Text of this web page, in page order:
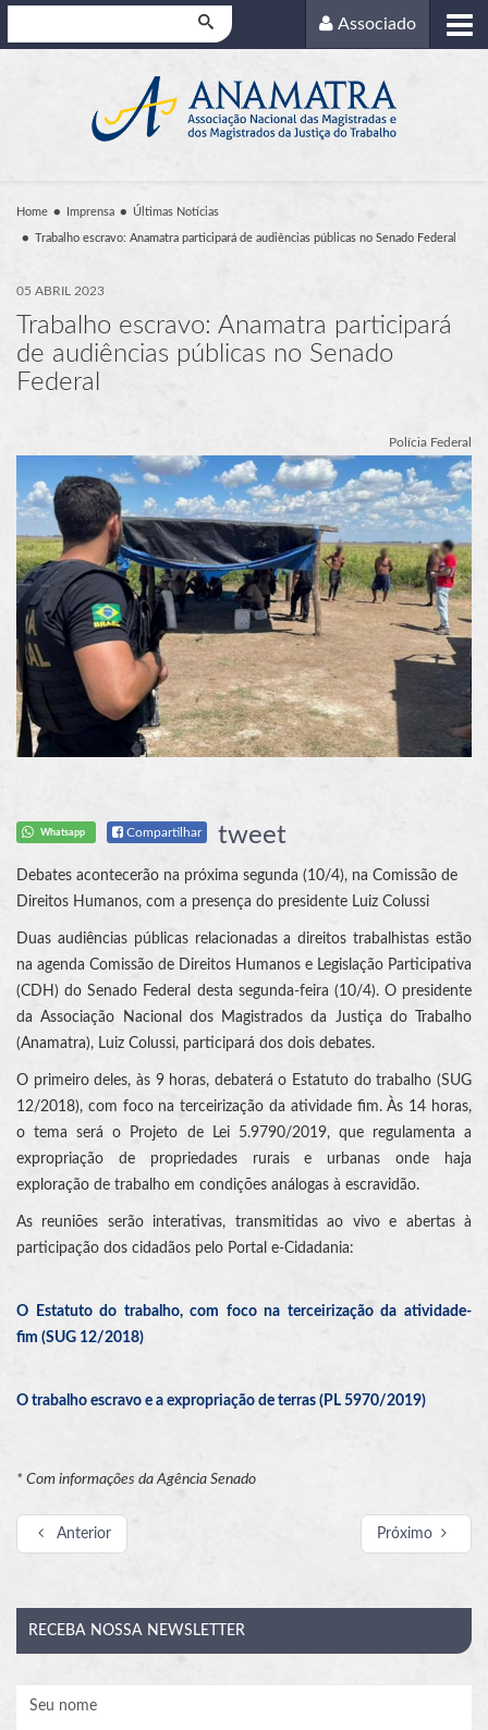
Associado
Home Imprensa Últimas Notícias
Trabalho escravo: Anamatra participará de audiências públicas no Senado Federal
05 ABRIL 2023
Trabalho escravo: Anamatra participará
de audiências públicas no Senado
Federal
Polícia Federal
Whatsapp Compartilhar tweet
Debates acontecerão na próxima segunda (10/4), na Comissão de
Direitos Humanos, com a presença do presidente Luiz Colussi
Duas audiências públicas relacionadas a direitos trabalhistas estão
na agenda Comissão de Direitos Humanos e Legislação Participativa
(CDH) do Senado Federal desta segunda-feira (10/4). O presidente
da Associação Nacional dos Magistrados da Justiça do Trabalho
(Anamatra), Luiz Colussi, participará dos dois debates.
O primeiro deles, às 9 horas, debaterá o Estatuto do trabalho (SUG
12/2018), com foco na terceirização da atividade fim. Às 14 horas,
o tema será o Projeto de Lei 5.9790/2019, que regulamenta a
expropriação de propriedades rurais e urbanas onde haja
exploração de trabalho em condições análogas à escravidão.
As reuniões serão interativas, transmitidas ao vivo e abertas à
participação dos cidadãos pelo Portal e-Cidadania:
O Estatuto do trabalho, com foco na terceirização da atividade-
fim (SUG 12/2018)
O trabalho escravo e a expropriação de terras (PL 5970/2019)
* Com informações da Agência Senado
Anterior Próximo
RECEBA NOSSA NEWSLETTER